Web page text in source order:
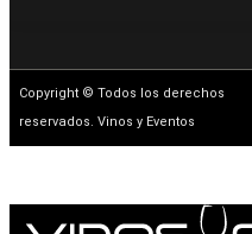
Copyright © Todos los derechos
reservados. Vinos y Eventos